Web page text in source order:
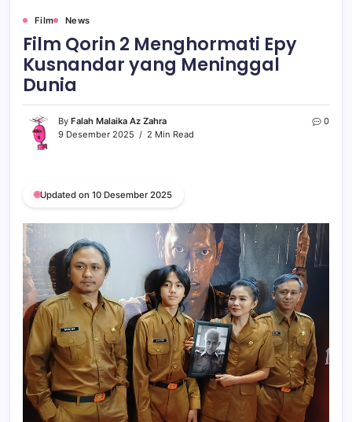
Film News
Film Qorin 2 Menghormati Epy
Kusnandar yang Meninggal
Dunia
By Falah Malaika Az Zahra
9 Desember 2025
2 Min Read
0
Updated on 10 Desember 2025